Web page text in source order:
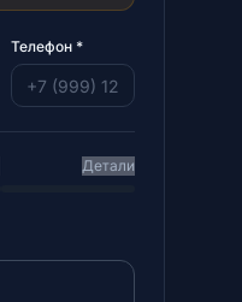
Телефон*
Детали